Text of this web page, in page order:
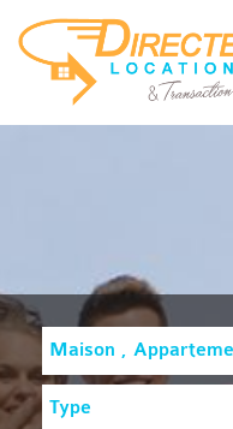
Maison ,
Type